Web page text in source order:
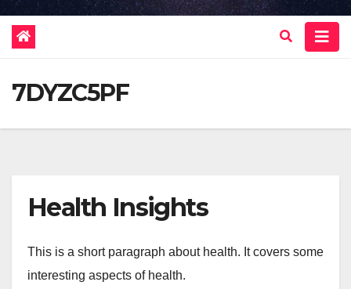
7DYZC5PF
Health Insights
This is a short paragraph about health. It covers some
interesting aspects of health.